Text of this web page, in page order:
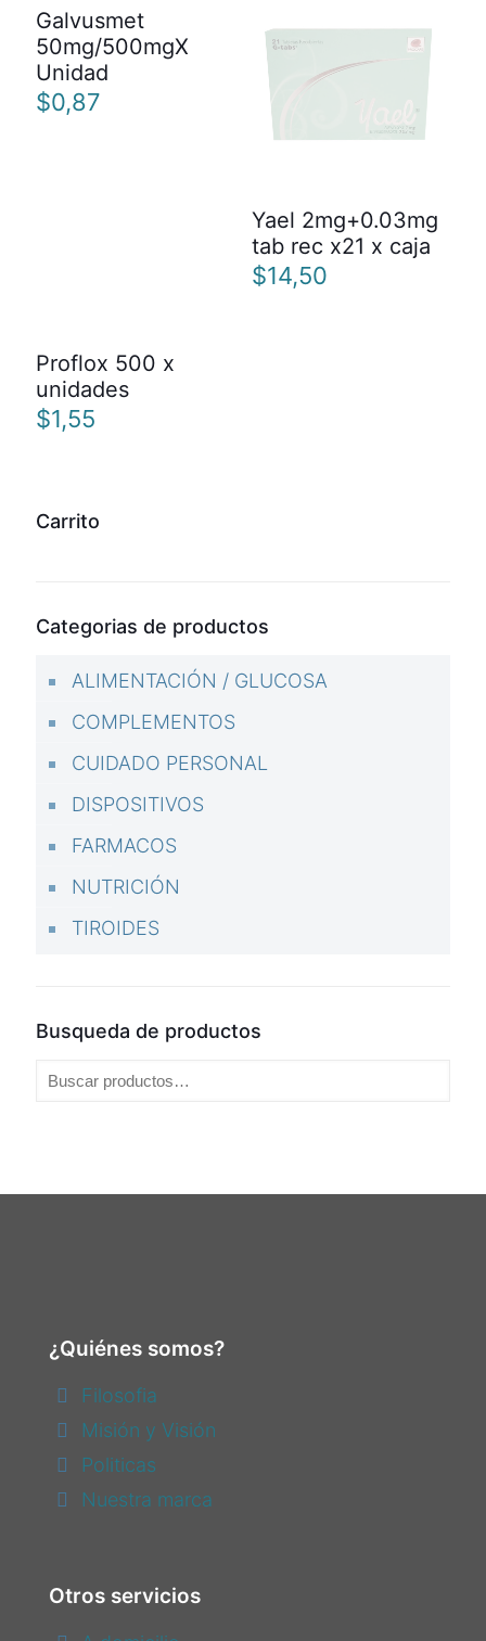
Galvusmet
50mg/500mgX
Unidad
$0,87
Yael 2mg+0.03mg
tab rec x21 x caja
$14,50
Proflox 500 x
unidades
$1,55
Carrito
Categorias de productos
ALIMENTACIÓN / GLUCOSA
COMPLEMENTOS
CUIDADO PERSONAL
DISPOSITIVOS
FARMACOS
NUTRICIÓN
TIROIDES
Busqueda de productos
¿Quiénes somos?
Filosofia
Misión y Visión
Politicas
Nuestra marca
Otros servicios